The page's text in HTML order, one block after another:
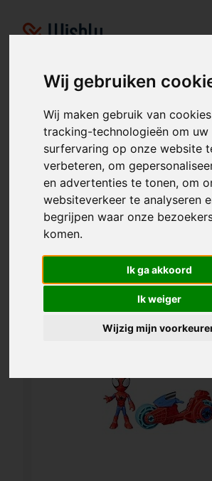
Wij gebruiken
Wij maken gebruik van
tracking-technologieën om uw
surfervaring op onze website
verbeteren, om
en advertenties te tonen, om
websiteverkeer te analyseren
begrijpen waar onze
komen.
Ik ga akkoord
Ik weiger
Wijzig mijn
Cadeau-ideeën voor
voor Boy
Vind individuele cadeau-ideeën voor
cadeau-ideeën zijn bepaald op basis
verschillende online
Other